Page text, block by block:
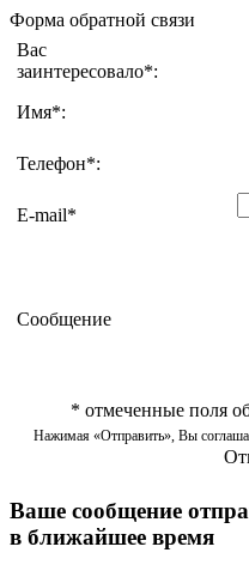
Форма обратной связи
Вас
заинтересовало*:
Имя*:
Телефон*:
E-mail*
Сообщение
* отмеченные поля
Нажимая «Отправить», Вы
Ваше сообщение
в ближайшее время